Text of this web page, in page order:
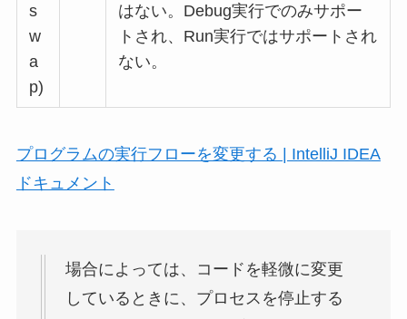
s
w
a
p)
はない。Debug実行でのみサポー
トされ、Run実行ではサポートされ
ない。
プログラムの実行フローを変更する | IntelliJ IDEA
ドキュメント
場合によっては、コードを軽微に変更
しているときに、プロセスを停止する